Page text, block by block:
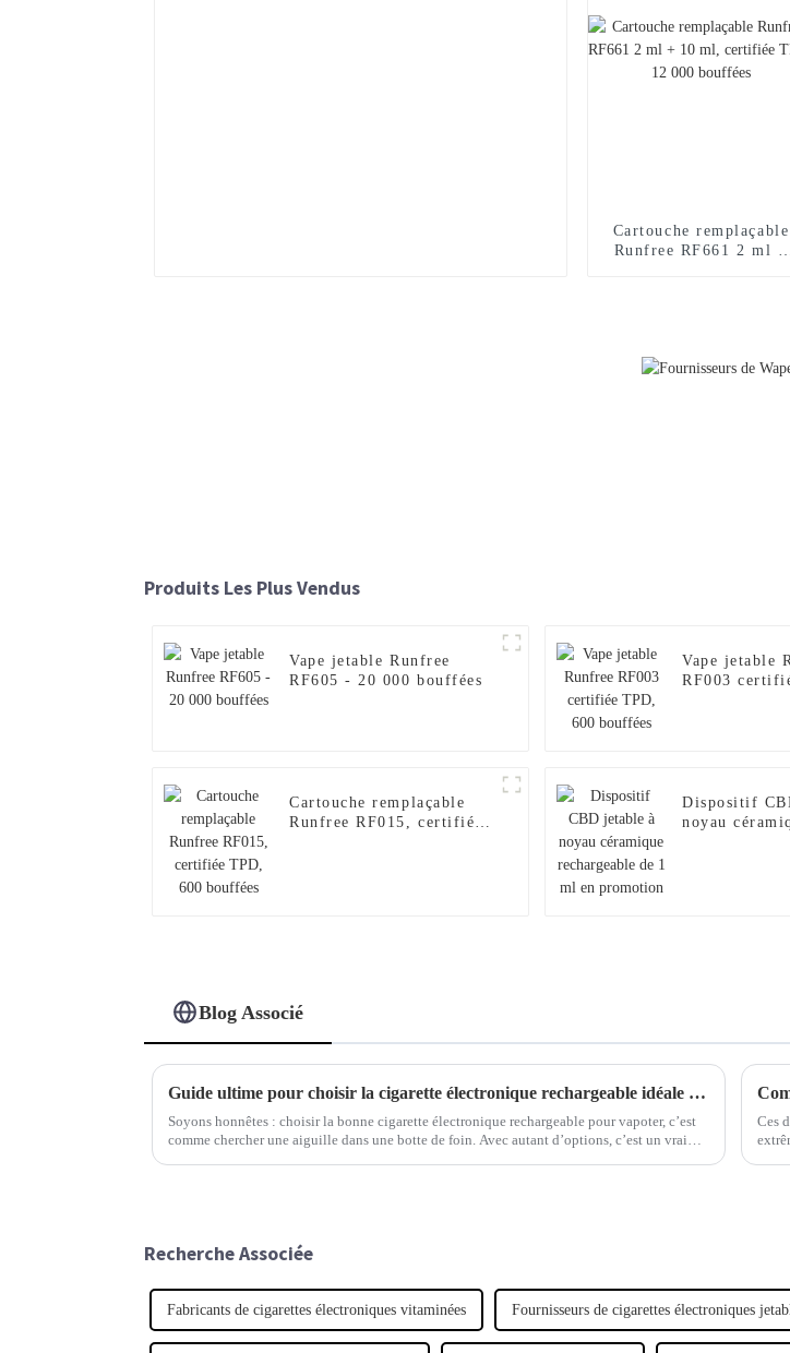
Cartouche remplaçable
Runfree RF661 2 ml +
Produits Les Plus Vendus
Vape jetable Runfree
RF605 - 20 000 bouffées
Vape jetable
RF003
Cartouche remplaçable
Runfree RF015, certifiée
Dispositif
noyau
Blog Associé
Guide ultime pour choisir la cigarette électronique rechargeable idéale pour vos besoins
Soyons honnêtes : choisir la bonne cigarette électronique rechargeable pour vapoter, c’est
comme chercher une aiguille dans une botte de foin. Avec autant d’options, c’est un vrai
Ces
Recherche Associée
Fabricants de cigarettes électroniques vitaminées Fournisseurs de cigarettes électroniques